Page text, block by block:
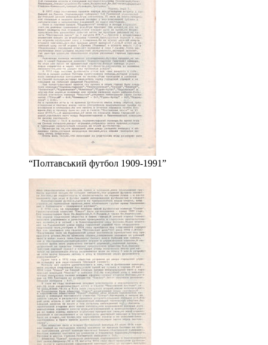
“Полтавський футбол 1909-1991”